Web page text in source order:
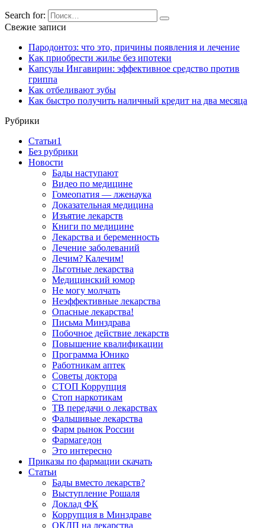
Search for:
Свежие записи
Пародонтоз: что это, причины появления и лечение
Как приобрести жилье без ипотеки
Капсулы Ингавирин: эффективное средство против
гриппа
Как отбеливают зубы
Как быстро получить наличный кредит на два месяца
Рубрики
Cтатьи1
Без рубрики
Новости
Бады наступают
Видео по медицине
Гомеопатия — лженаука
Доказательная медицина
Изъятие лекарств
Книги по медицине
Лекарства и беременность
Лечение заболеваний
Лечим? Калечим!
Льготные лекарства
Медицинский юмор
Не могу молчать
Неэффективные лекарства
Опасные лекарства!
Письма Минздрава
Побочное действие лекарств
Повышение квалификации
Программа Юнико
Работникам аптек
Советы доктора
СТОП Коррупция
Стоп наркотикам
ТВ передачи о лекарствах
Фальшивые лекарства
Фарм рынок России
Фармагедон
Это интересно
Приказы по фармации скачать
Статьи
Бады вместо лекарств?
Выступление Рошаля
Доклад ФК
Коррупция в Минздраве
ОКДП на лекарства